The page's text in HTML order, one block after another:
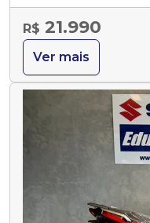
R$ 21.990
Ver mais